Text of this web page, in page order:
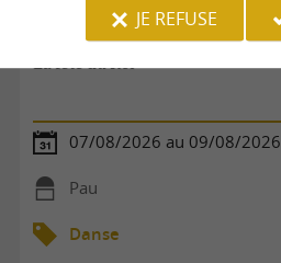
La fête du Roi
07/08/2026 au 09/08/2026
Pau
Danse
JE REFUSE